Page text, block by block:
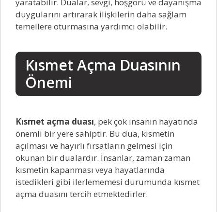
duygularını artırarak ilişkilerin daha sağlam
temellere oturmasına yardımcı olabilir.
Kısmet Açma Duasının
Önemi
Kısmet açma duası, pek çok insanın hayatında
önemli bir yere sahiptir. Bu dua, kısmetin
açılması ve hayırlı fırsatların gelmesi için
okunan bir dualardır. İnsanlar, zaman zaman
kısmetin kapanması veya hayatlarında
istedikleri gibi ilerlememesi durumunda kısmet
açma duasını tercih etmektedirler.